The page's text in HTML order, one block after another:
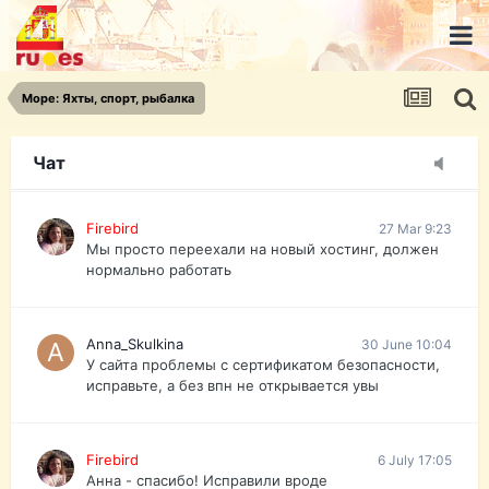
Море: Яхты, спорт, рыбалка
Чат
urist.dokument@gmail.com
https://pasport-ua.com/
Телеграмм @uristpassua
Firebird
Друзья - из России без VPN сайт и форум
Firebird 27 Mar 9:23
Мы просто переехали на новый хостинг, должен
нормально работать
Anna_Skulkina 30 June 10:04
У сайта проблемы с сертификатом безопасности,
исправьте, а без впн не открывается увы
Firebird 6 July 17:05
Анна - спасибо! Исправили вроде